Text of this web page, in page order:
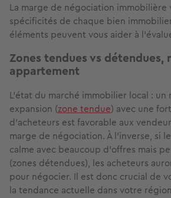
La marge de négociation immobilière
spécificités de chaque bien
éléments peuvent vous aider à
Zones tendues vs détendues,
appartement
L'état du marché immobilier local : un
expansion (zone tendue) avec une
d’acheteurs est favorable aux
marge de négociation. À l’inverse, si
calme avec beaucoup d’offres mais
(zones détendues), les acheteurs
pour négocier. Il est donc crucial de
la tendance actuelle dans votre